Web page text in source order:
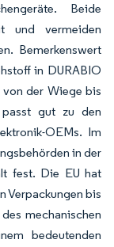
Beide
und vermeiden
Bemerkenswert
in DURABIO
der Wiege bis
passt gut zu den
OEMs. Im
in der
fest. Die EU hat
Verpackungen bis
mechanischen
bedeutenden